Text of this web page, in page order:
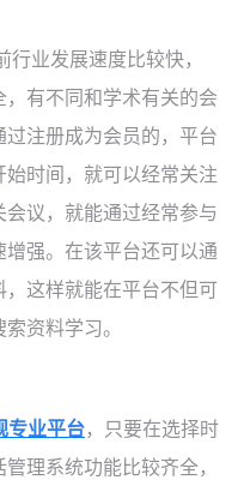
行业发展速度比较快，
有不同和学术有关的会
注册成为会员的，平台
时间，就可以经常关注
议，就能通过经常参与
强。在该平台还可以通
这样就能在平台不但可
资料学习。
专业平台，只要在选择时
理系统功能比较齐全，